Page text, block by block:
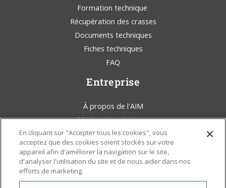
Formation technique
Récupération des crasses
Documents techniques
Fiches techniques
FAQ
Entreprise
À propos de l'AIM
Ventes et assistance
AIM Solder Blog
Conditions générales d'utilisation
Déclaration juridique
Sensibilisation à l'environnement
En cliquant sur "Accepter tous les cookies", vous
acceptez que des cookies soient stockés sur votre
appareil afin d'améliorer la navigation sur le site,
d'analyser l'utilisation du site et de nous aider dans nos
efforts de marketing.